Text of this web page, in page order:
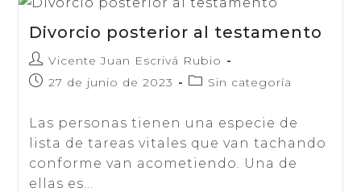
Seguridad
Los
(Plusvalía)
Divorcio posterior al testamento
Autor
de
Vicente Juan Escrivá Rubio
Publicación
la
entrada:
27 de junio de 2023
Categoría
entrada:
Sin categoría
Las personas tienen una especie de
lista de tareas vitales que van tachando
conforme van acometiendo. Una de
ellas es…